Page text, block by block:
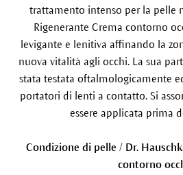
trattamento intenso per la pelle
Rigenerante Crema contorno
levigante e lenitiva affinando la
nuova vitalità agli occhi. La sua
stata testata oftalmologicamente
portatori di lenti a contatto. Si
essere applicata prima
Condizione di pelle / Dr.
contorno